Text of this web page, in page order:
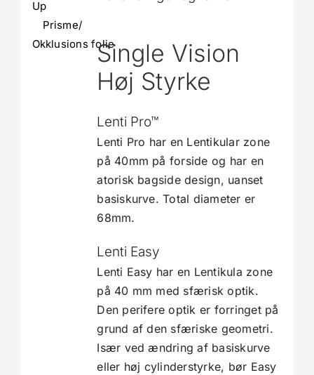
Up
Prisme/
Okklusions folieSingle Vision
Høj Styrke
Lenti Pro™
Lenti Pro har en Lentikular zone
på 40mm på forside og har en
atorisk bagside design, uanset
basiskurve. Total diameter er
68mm.
Lenti Easy
Lenti Easy har en Lentikula zone
på 40 mm med sfærisk optik.
Den perifere optik er forringet på
grund af den sfæriske geometri.
Især ved ændring af basiskurve
eller høj cylinderstyrke, bør Easy